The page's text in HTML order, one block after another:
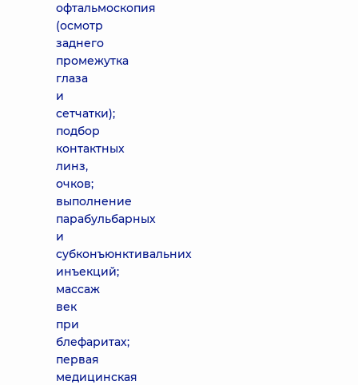
офтальмоскопия
(осмотр
заднего
промежутка
глаза
и
сетчатки);
подбор
контактных
линз,
очков;
выполнение
парабульбарных
и
субконъюнктивальних
инъекций;
массаж
век
при
блефаритах;
первая
медицинская